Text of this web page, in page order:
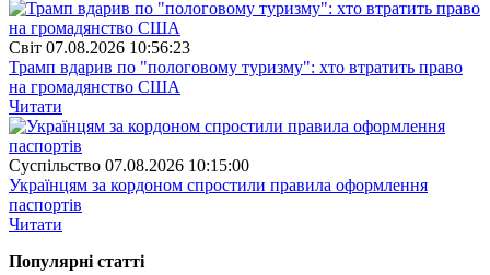
Свiт 07.08.2026 10:56:23
Трамп вдарив по "пологовому туризму": хто втратить право
на громадянство США
Читати
Суспiльство 07.08.2026 10:15:00
Українцям за кордоном спростили правила оформлення
паспортів
Читати
Популярнi статтi